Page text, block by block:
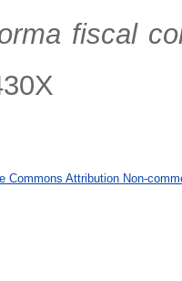
fiscal
Commons Attribution Non-